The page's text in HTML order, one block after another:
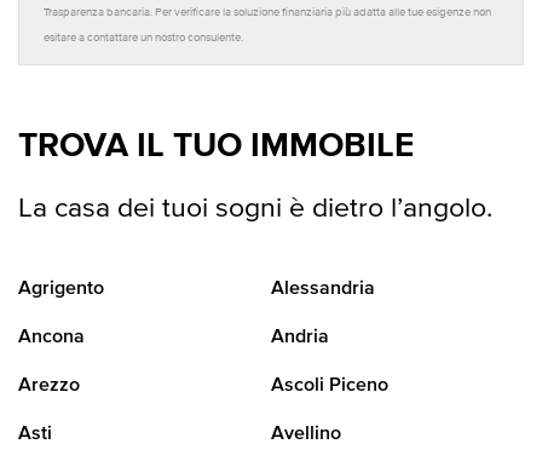
Trasparenza bancaria. Per verificare la soluzione finanziaria più adatta alle tue esigenze non
esitare a contattare un nostro consulente.
TROVA IL TUO IMMOBILE
La casa dei tuoi sogni è dietro l’angolo.
Agrigento Alessandria
Ancona Andria
Arezzo Ascoli Piceno
Asti Avellino